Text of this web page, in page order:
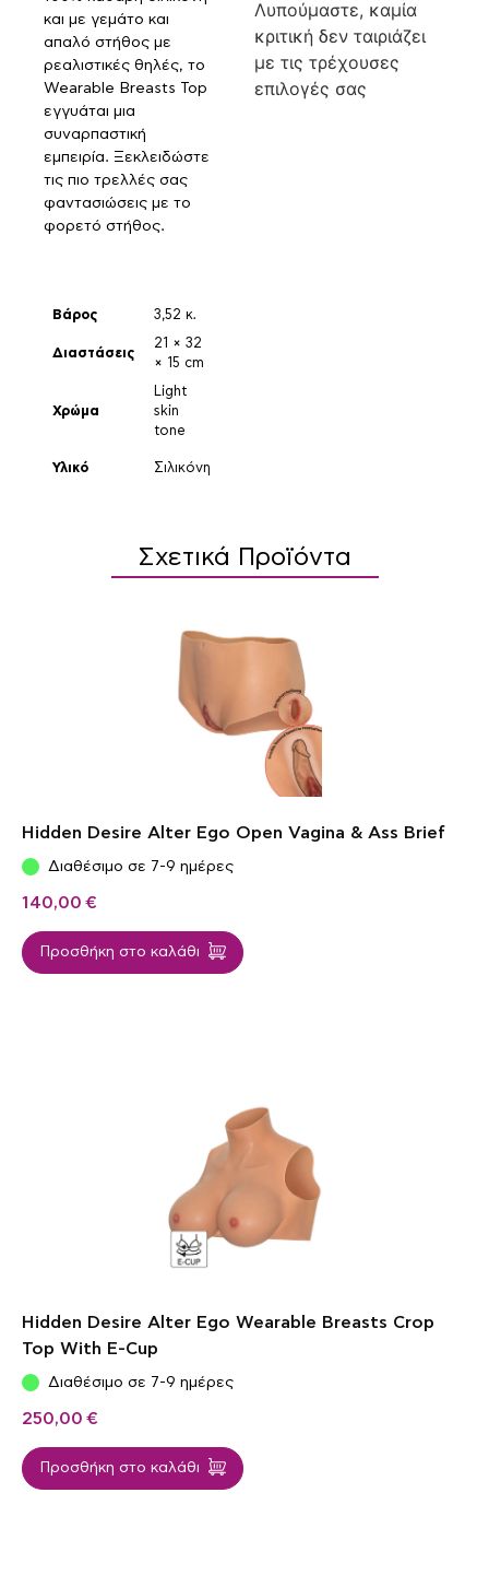
Λυπούμαστε, καμία
κριτική δεν ταιριάζει
με τις τρέχουσες
επιλογές σας
και με γεμάτο και
απαλό στήθος με
ρεαλιστικές θηλές, το
Wearable Breasts Top
εγγυάται μια
συναρπαστική
εμπειρία. Ξεκλειδώστε
τις πιο τρελλές σας
φαντασιώσεις με το
φορετό στήθος.
Βάρος 3,52 κ.
Διαστάσεις
21 × 32
× 15 cm
Χρώμα
Light
skin
tone
Υλικό Σιλικόνη
Σχετικά Προϊόντα
Hidden Desire Alter Ego Open Vagina & Ass Brief
Διαθέσιμο σε 7-9 ημέρες
140,00 €
Προσθήκη στο καλάθι
Hidden Desire Alter Ego Wearable Breasts Crop
Top With E-Cup
Διαθέσιμο σε 7-9 ημέρες
250,00 €
Προσθήκη στο καλάθι